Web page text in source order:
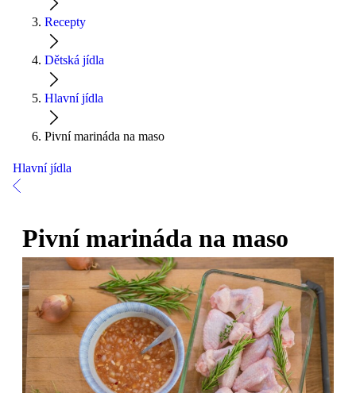
Recepty
Dětská jídla
Hlavní jídla
Pivní marináda na maso
Hlavní jídla
Pivní marináda na maso